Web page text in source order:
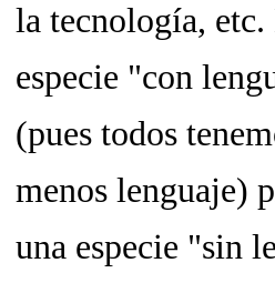
la tecnología,
especie "con
(pues todos
menos lenguaje)
una especie "sin